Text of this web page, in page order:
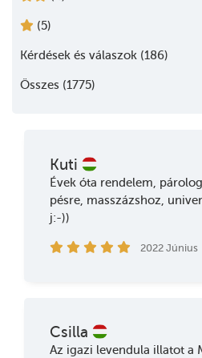
(5)
Kérdések és válaszok (186)
Összes (1775)
Kuti
Évek óta rendelem,
pésre, masszázshoz,
j:-))
2022 Június
Csilla
Az igazi levendula illatot a